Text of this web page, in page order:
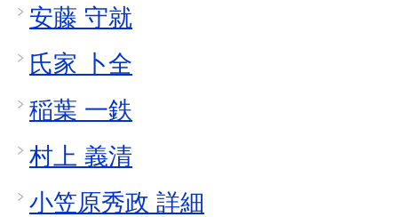
安藤 守就
氏家 卜全
稲葉 一鉄
村上 義清
小笠原秀政 詳細